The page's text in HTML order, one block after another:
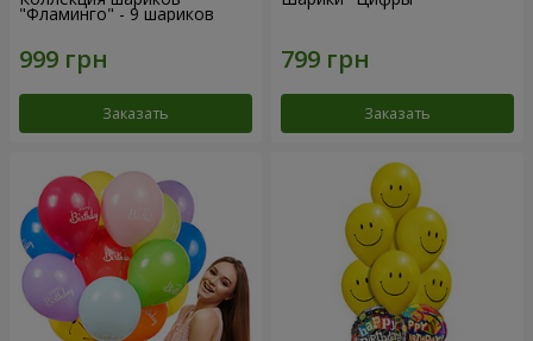
"Фламинго" - 9 шариков
Заказать Заказать